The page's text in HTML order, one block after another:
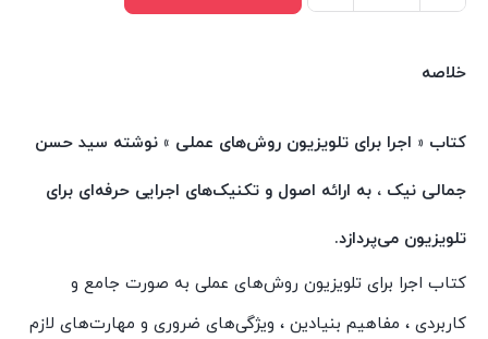
برای
روش‌های
اثر
سیدحسن
انتشارات
سیمای
خلاصه
کتاب « اجرا برای تلویزیون روش‌های عملی » نوشته سید حسن
جمالی نیک ، به ارائه اصول و تکنیک‌های اجرایی حرفه‌ای برای
تلویزیون می‌پردازد.
کتاب اجرا برای تلویزیون روش‌های عملی به صورت جامع و
کاربردی ، مفاهیم بنیادین ، ویژگی‌های ضروری و مهارت‌های لازم